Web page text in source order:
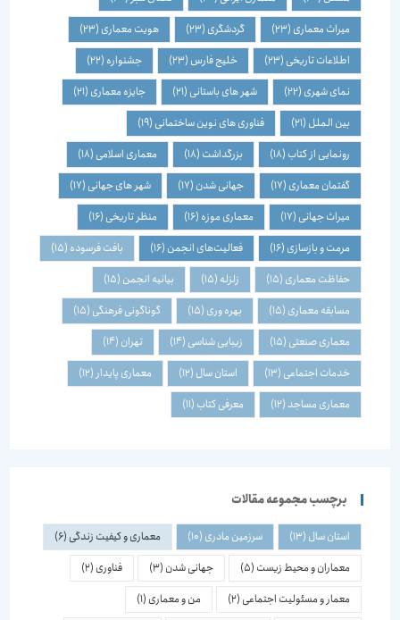
میراث معماری(23) گردشگری(23) هویت معماری(23)
اطلاعات تاریخی(23) خلیج فارس(23) جشنواره(22)
نمای شهری(22) شهر های باستانی(21) جایزه معماری(21)
بین الملل(21) فناوری های نوین ساختمانی(19)
رونمایی از کتاب(18) بزرگداشت(18) معماری اسلامی(18)
گفتمان معماری(17) جهانی شدن(17) شهر های جهانی(17)
میراث جهانی(17) معماری موزه(16) منظر تاریخی(16)
مرمت و بازسازی(16) فعالیت‌های انجمن(16) بافت فرسوده(15)
حفاظت معماری(15) زلزله(15) بیانیه انجمن(15)
مسابقه معماری(15) بهره وری(15) گوناگونی فرهنگی(15)
معماری صنعتی(15) زیبایی شناسی(14) تهران(14)
خدمات اجتماعی(13) استان سال(12) معماری پایدار(12)
معماری مساجد(12) معرفی کتاب(11)
برچسب مجموعه مقالات
استان سال(13) سرزمین مادری(10) معماری و کیفیت زندگی(6)
معماران و محیط زیست(5) جهانی شدن(3) فناوری(2)
معمار و مسئولیت اجتماعی(2) من و معماری(1)